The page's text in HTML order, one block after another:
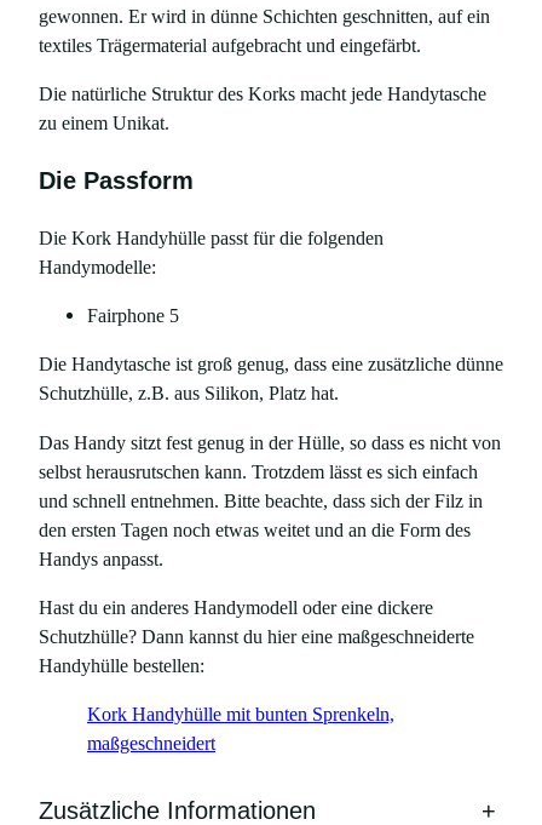
gewonnen. Er wird in dünne Schichten geschnitten, auf ein
textiles Trägermaterial aufgebracht und eingefärbt.
Die natürliche Struktur des Korks macht jede Handytasche
zu einem Unikat.
Die Passform
Die Kork Handyhülle passt für die folgenden
Handymodelle:
Fairphone 5
Die Handytasche ist groß genug, dass eine zusätzliche dünne
Schutzhülle, z.B. aus Silikon, Platz hat.
Das Handy sitzt fest genug in der Hülle, so dass es nicht von
selbst herausrutschen kann. Trotzdem lässt es sich einfach
und schnell entnehmen. Bitte beachte, dass sich der Filz in
den ersten Tagen noch etwas weitet und an die Form des
Handys anpasst.
Hast du ein anderes Handymodell oder eine dickere
Schutzhülle? Dann kannst du hier eine maßgeschneiderte
Handyhülle bestellen:
Kork Handyhülle mit bunten Sprenkeln,
maßgeschneidert
Zusätzliche Informationen +